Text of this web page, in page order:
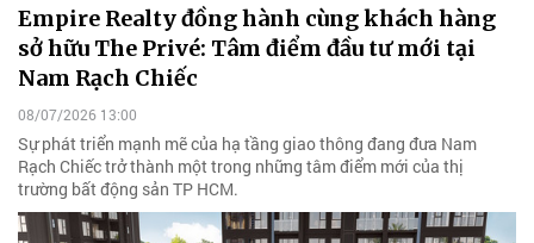
Empire Realty đồng hành cùng khách hàng
sở hữu The Privé: Tâm điểm đầu tư mới tại
Nam Rạch Chiếc
08/07/2026 13:00
Sự phát triển mạnh mẽ của hạ tầng giao thông đang đưa Nam
Rạch Chiếc trở thành một trong những tâm điểm mới của thị
trường bất động sản TP HCM.